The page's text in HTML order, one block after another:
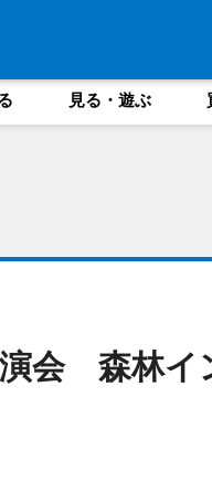
見る・遊ぶ
会 森林イ